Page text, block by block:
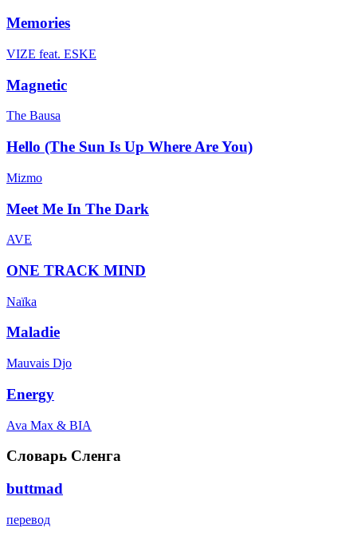
Memories
VIZE feat. ESKE
Magnetic
The Bausa
Hello (The Sun Is Up Where Are You)
Mizmo
Meet Me In The Dark
AVE
ONE TRACK MIND
Naïka
Maladie
Mauvais Djo
Energy
Ava Max & BIA
Словарь Сленга
buttmad
перевод